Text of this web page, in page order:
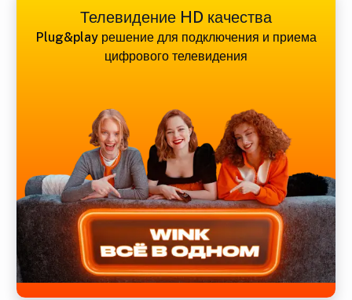
Телевидение HD качества
Plug&play решение для подключения и приема
цифрового телевидения